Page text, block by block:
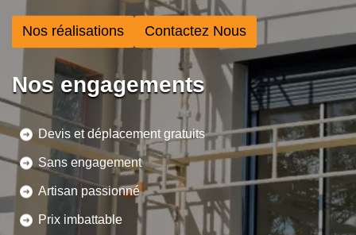
Nos réalisations Contactez Nous
Nos engagements
Devis et déplacement gratuits
Sans engagement
Artisan passionné
Prix imbattable